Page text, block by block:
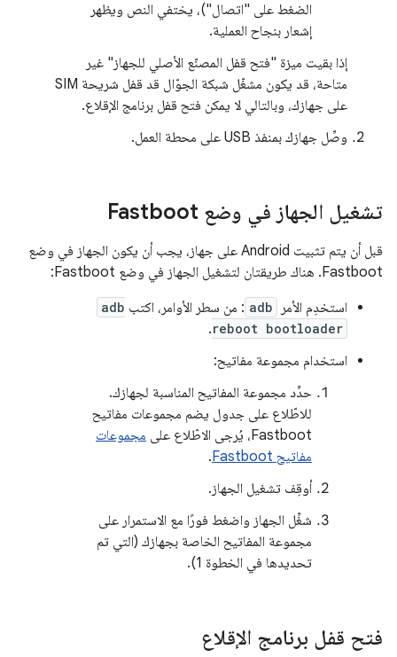
الضغط على "اتصال")، يختفي النص ويظهر
إشعار بنجاح العملية.
إذا بقيت ميزة "فتح قفل المصنّع الأصلي للجهاز" غير
متاحة، قد يكون مشغّل شبكة الجوّال قد قفل شريحة SIM
على جهازك، وبالتالي لا يمكن فتح قفل برنامج الإقلاع.
وصِّل جهازك بمنفذ USB على محطة العمل.
تشغيل الجهاز في وضع Fastboot
قبل أن يتم تثبيت Android على جهاز، يجب أن يكون الجهاز في وضع
Fastboot. هناك طريقتان لتشغيل الجهاز في وضع Fastboot:
استخدِم الأمر
adb : من سطر الأوامر، اكتب adb
reboot bootloader
.
استخدام مجموعة مفاتيح:
حدِّد مجموعة المفاتيح المناسبة لجهازك.
للاطّلاع على جدول يضم مجموعات مفاتيح
Fastboot، يُرجى الاطّلاع على
مجموعات
مفاتيح Fastboot
.
أوقِف تشغيل الجهاز.
شغِّل الجهاز واضغط فورًا مع الاستمرار على
مجموعة المفاتيح الخاصة بجهازك (التي تم
تحديدها في الخطوة 1).
فتح قفل برنامج الإقلاع